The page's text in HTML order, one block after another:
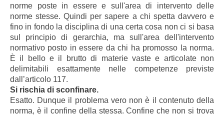
norme poste in essere e sull'area di intervento delle
norme stesse. Quindi per sapere a chi spetta davvero e
fino in fondo la disciplina di una certa cosa non ci si basa
sul principio di gerarchia, ma sull'area dell'intervento
normativo posto in essere da chi ha promosso la norma.
È il bello e il brutto di materie vaste e articolate non
delimitabili esattamente nelle competenze previste
dall’articolo 117.
Si rischia di sconfinare.
Esatto. Dunque il problema vero non è il contenuto della
norma, è il confine della stessa. Confine che non si trova